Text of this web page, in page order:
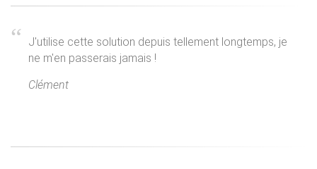
J'utilise cette solution depuis tellement longtemps, je
ne m'en passerais jamais !
Clément